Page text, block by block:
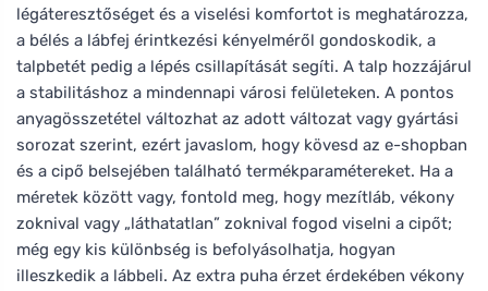
légáteresztőséget és a viselési komfortot is meghatározza,
a bélés a lábfej érintkezési kényelméről gondoskodik, a
talpbetét pedig a lépés csillapítását segíti. A talp hozzájárul
a stabilitáshoz a mindennapi városi felületeken. A pontos
anyagösszetétel változhat az adott változat vagy gyártási
sorozat szerint, ezért javaslom, hogy kövesd az e-shopban
és a cipő belsejében található termékparamétereket. Ha a
méretek között vagy, fontold meg, hogy mezítláb, vékony
zoknival vagy „láthatatlan” zoknival fogod viselni a cipőt;
még egy kis különbség is befolyásolhatja, hogyan
illeszkedik a lábbeli. Az extra puha érzet érdekében vékony